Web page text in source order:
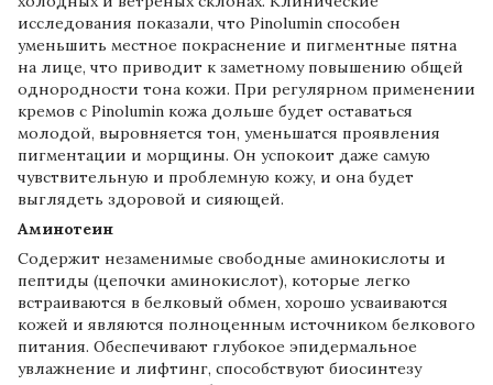
исследования показали, что Pinolumin способен
уменьшить местное покраснение и пигментные пятна
на лице, что приводит к заметному повышению общей
однородности тона кожи. При регулярном применении
кремов с Pinolumin кожа дольше будет оставаться
молодой, выровняется тон, уменьшатся проявления
пигментации и морщины. Он успокоит даже самую
чувствительную и проблемную кожу, и она будет
выглядеть здоровой и сияющей.
Аминотеин
Содержит незаменимые свободные аминокислоты и
пептиды (цепочки аминокислот), которые легко
встраиваются в белковый обмен, хорошо усваиваются
кожей и являются полноценным источником белкового
питания. Обеспечивают глубокое эпидермальное
увлажнение и лифтинг, способствуют биосинтезу